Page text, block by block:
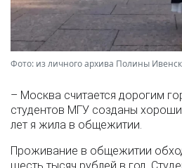
Фото: из личного архива Полины
– Москва считается дорогим
студентов МГУ созданы
лет я жила в общежитии.
Проживание в общежитии